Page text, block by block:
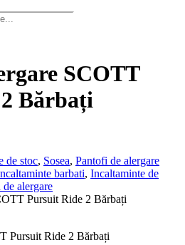
SCOTT
Bărbați
de stoc, Sosea, Pantofi de alergare
barbati, Incaltaminte de
alergare
Pursuit Ride 2 Bărbați